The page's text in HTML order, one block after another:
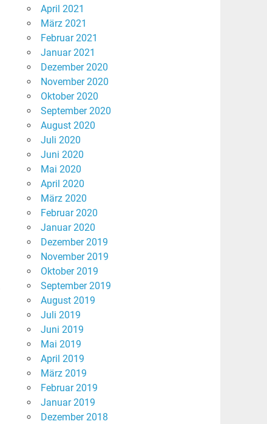
April 2021
März 2021
Februar 2021
Januar 2021
Dezember 2020
November 2020
Oktober 2020
September 2020
August 2020
Juli 2020
Juni 2020
Mai 2020
April 2020
März 2020
Februar 2020
Januar 2020
Dezember 2019
November 2019
Oktober 2019
September 2019
August 2019
Juli 2019
Juni 2019
Mai 2019
April 2019
März 2019
Februar 2019
Januar 2019
Dezember 2018